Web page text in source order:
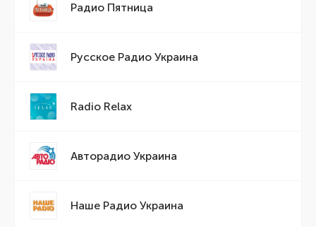
Радио Пятница
Русское Радио Украина
Radio Relax
Авторадио Украина
Наше Радио Украина